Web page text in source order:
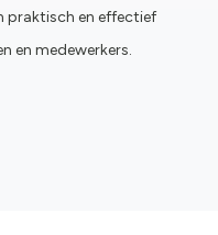
praktisch en effectief
en medewerkers.